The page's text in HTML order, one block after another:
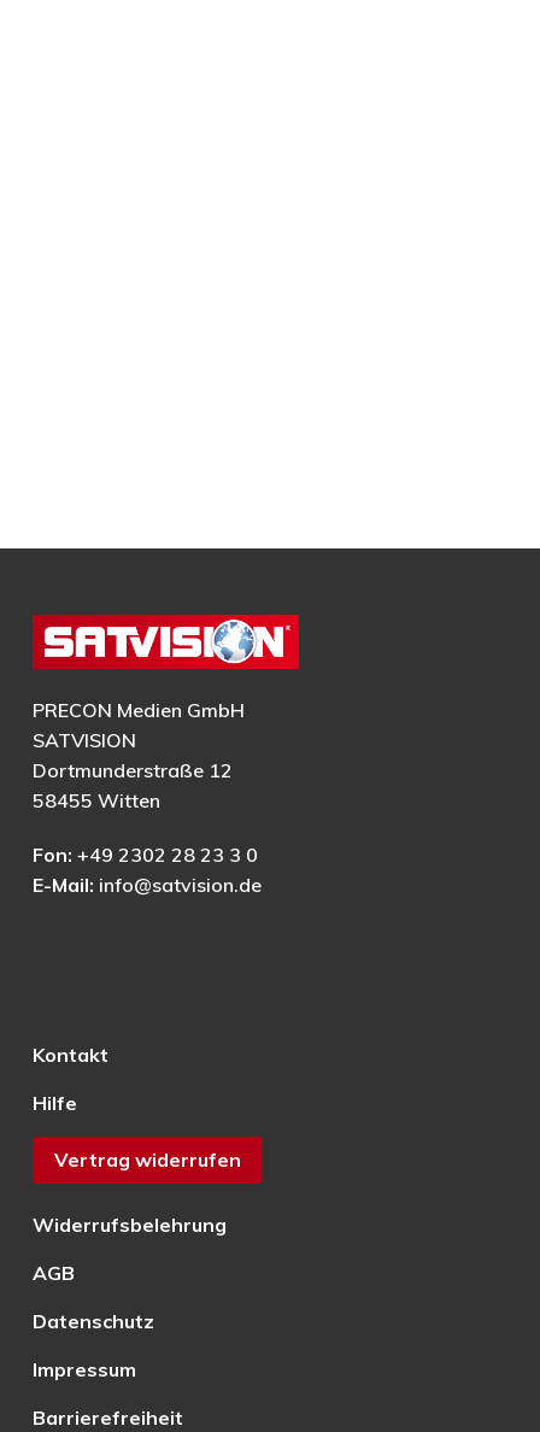
PRECON Medien GmbH
SATVISION
Dortmunderstraße 12
58455 Witten
Fon: +49 2302 28 23 3 0
E-Mail: info@satvision.de
Kontakt
Hilfe
Vertrag widerrufen
Widerrufsbelehrung
AGB
Datenschutz
Impressum
Barrierefreiheit